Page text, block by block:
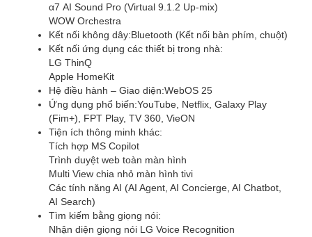
α7 AI Sound Pro (Virtual 9.1.2 Up-mix)
WOW Orchestra
Kết nối không dây:Bluetooth (Kết nối bàn phím, chuột)
Kết nối ứng dụng các thiết bị trong nhà:
LG ThinQ
Apple HomeKit
Hệ điều hành – Giao diện:WebOS 25
Ứng dụng phổ biến:YouTube, Netflix, Galaxy Play
(Fim+), FPT Play, TV 360, VieON
Tiện ích thông minh khác:
Tích hợp MS Copilot
Trình duyệt web toàn màn hình
Multi View chia nhỏ màn hình tivi
Các tính năng AI (AI Agent, AI Concierge, AI Chatbot,
AI Search)
Tìm kiếm bằng giọng nói:
Nhận diện giọng nói LG Voice Recognition